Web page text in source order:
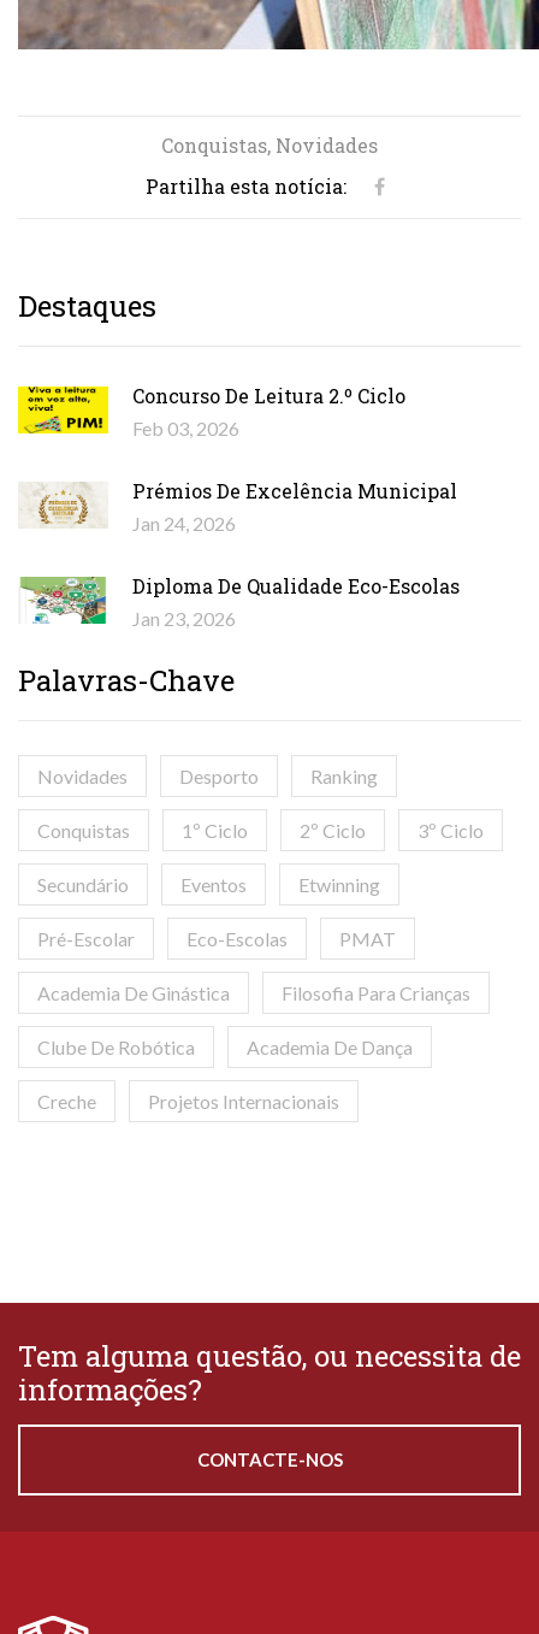
Conquistas, Novidades
Partilha esta notícia:
Destaques
Concurso De Leitura 2.º Ciclo
Feb 03, 2026
Prémios De Excelência Municipal
Jan 24, 2026
Diploma De Qualidade Eco-Escolas
Jan 23, 2026
Palavras-Chave
Novidades Desporto Ranking
Conquistas 1º Ciclo 2º Ciclo 3º Ciclo
Secundário Eventos Etwinning
Pré-Escolar Eco-Escolas PMAT
Academia De Ginástica Filosofia Para Crianças
Clube De Robótica Academia De Dança
Creche Projetos Internacionais
Tem alguma questão, ou necessita de
informações?
CONTACTE-NOS